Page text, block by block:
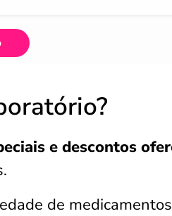
e descontos
de